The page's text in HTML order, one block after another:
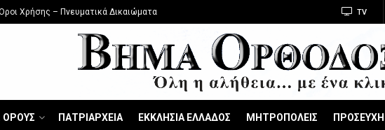
Χρήσης – Πνευματικά Δικαιώματα TV
ΟΡΟΥΣ ΠΑΤΡΙΑΡΧΕΙΑ ΕΚΚΛΗΣΙΑ ΕΛΛΑΔΟΣ ΜΗΤΡΟΠΟΛΕΙΣ ΠΡΟΣΕΥΧΗ